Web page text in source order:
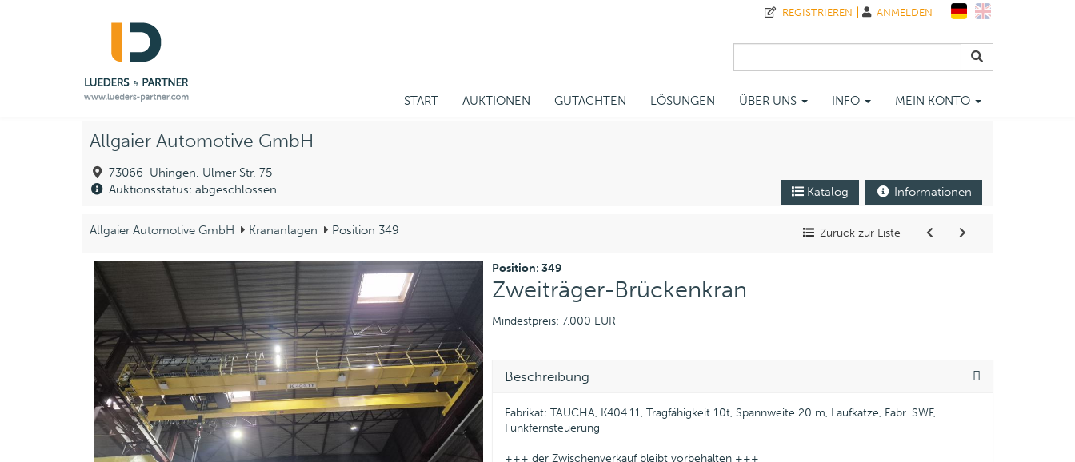
START AUKTIONEN GUTACHTEN LÖSUNGEN ÜBER UNS INFO MEIN KONTO
REGISTRIEREN ANMELDEN
Allgaier Automotive GmbH
73066 Uhingen, Ulmer Str. 75
Auktionsstatus: abgeschlossen
Katalog Informationen
Allgaier Automotive GmbH Krananlagen Position 349 Zurück zur Liste
Position: 349
Zweiträger-Brückenkran
Mindestpreis: 7.000 EUR
Beschreibung
Fabrikat: TAUCHA, K404.11, Tragfähigkeit 10t, Spannweite 20 m, Laufkatze, Fabr. SWF,
Funkfernsteuerung
+++ der Zwischenverkauf bleibt vorbehalten +++